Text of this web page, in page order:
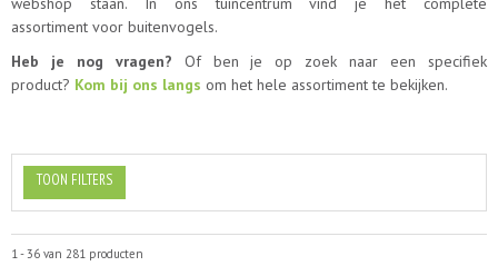
assortiment voor buitenvogels.
Heb je nog vragen? Of ben je op zoek naar een specifiek
product? Kom bij ons langs om het hele assortiment te bekijken.
TOON FILTERS
1 - 36 van 281 producten